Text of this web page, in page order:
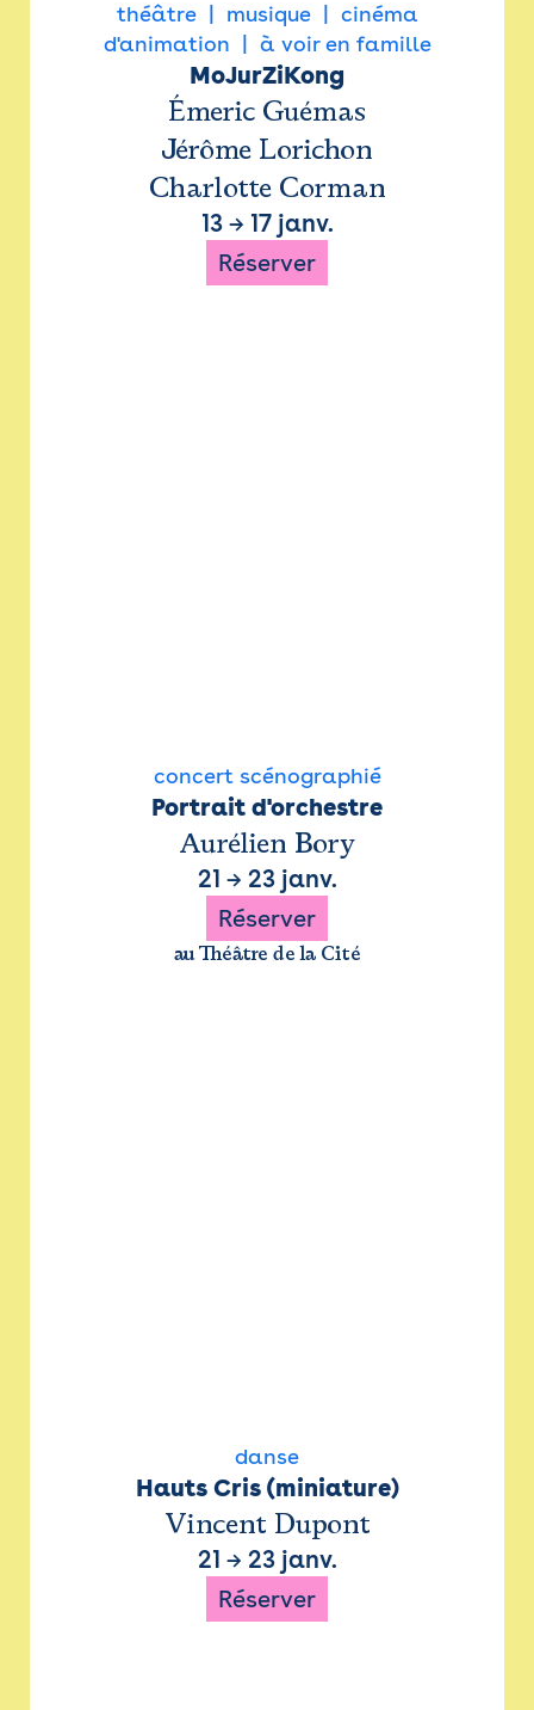
théâtre musique
cinéma
d'animation
à voir en famille
MoJurZiKong
Émeric Guémas
Jérôme Lorichon
Charlotte Corman
13→ 17 janv.
Réserver
concert scénographié
Portrait d'orchestre
Aurélien Bory
21 → 23 janv.
Réserver
au Théâtre de la Cité
danse
Hauts Cris (miniature)
Vincent Dupont
21 → 23 janv.
Réserver